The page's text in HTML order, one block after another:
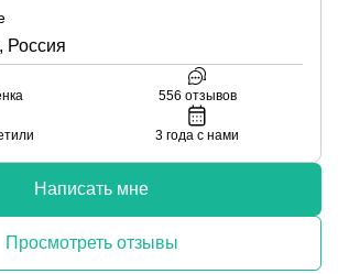
Россия
556 отзывов
3 года с нами
Написать мне
Просмотреть отзывы